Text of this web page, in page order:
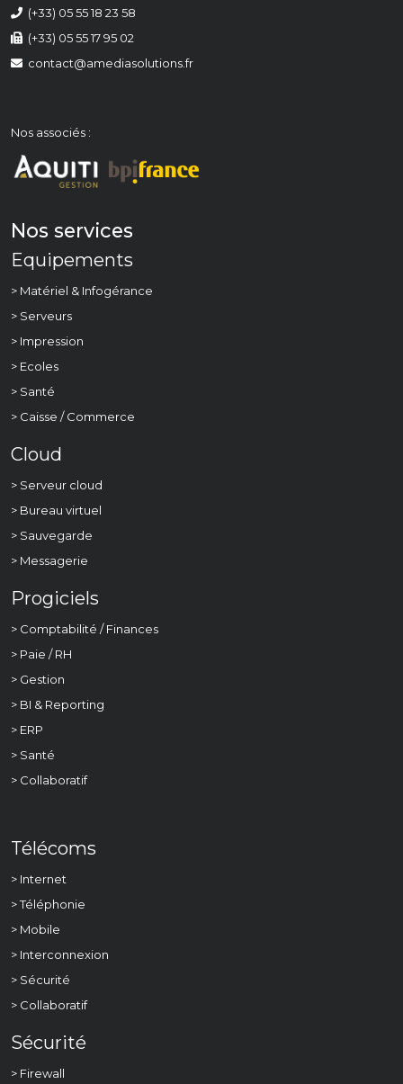
(+33) 05 55 18 23 58
(+33) 05 55 17 95 02
contact@amediasolutions.fr
Nos associés :
Nos services
Equipements
> Matériel & Infogérance
> Serveurs
> Impression
> Ecoles
> Santé
> Caisse / Commerce
Cloud
> Serveur cloud
> Bureau virtuel
> Sauvegarde
> Messagerie
Progiciels
> Comptabilité / Finances
> Paie / RH
> Gestion
> BI & Reporting
> ERP
> Santé
> Collaboratif
Télécoms
> Internet
> Téléphonie
> Mobile
> Interconnexion
> Sécurité
> Collaboratif
Sécurité
> Firewall